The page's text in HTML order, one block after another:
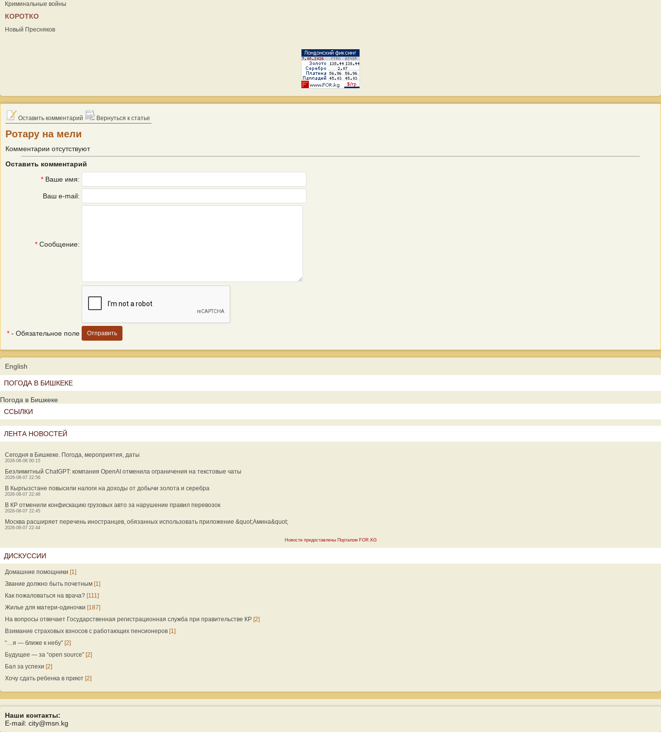
Криминальные войны
КОРОТКО
Новый Пресняков
Оставить комментарий Вернуться к статье
Ротару на мели
Комментарии отсутствуют
Оставить комментарий
* Ваше имя:
Ваш e-mail:
* Сообщение:
* - Обязательное поле
English
ПОГОДА В БИШКЕКЕ
Погода в Бишкеке
ССЫЛКИ
ЛЕНТА НОВОСТЕЙ
Сегодня в Бишкеке. Погода, мероприятия, даты
2026-08-08 00:15
Безлимитный ChatGPT: компания OpenAI отменила ограничения на текстовые чаты
2026-08-07 22:56
В Кыргызстане повысили налоги на доходы от добычи золота и серебра
2026-08-07 22:48
В КР отменили конфискацию грузовых авто за нарушение правил перевозок
2026-08-07 22:45
Москва расширяет перечень иностранцев, обязанных использовать приложение &quot;Амина&quot;
2026-08-07 22:44
Новости предоставлены Порталом FOR.KG
ДИСКУССИИ
Домашние помощники [1]
Звание должно быть почетным [1]
Как пожаловаться на врача? [111]
Жилье для матери-одиночки [187]
На вопросы отвечает Государственная регистрационная служба при правительстве КР [2]
Взимание страховых взносов с работающих пенсионеров [1]
“…я — ближе к небу” [2]
Будущее — за “open source” [2]
Бал за успехи [2]
Хочу сдать ребенка в приют [2]
Наши контакты:
E-mail: city@msn.kg